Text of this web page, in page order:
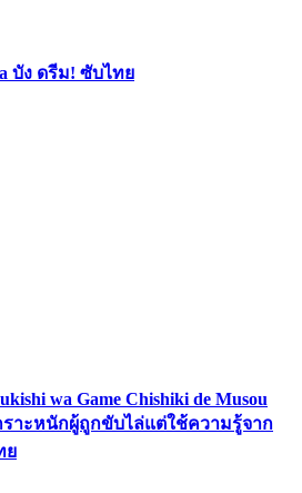
บัง ดรีม! ซับไทย
wa Game Chishiki de Musou
ราะหนักผู้ถูกขับไล่แต่ใช้ความรู้จาก
ย